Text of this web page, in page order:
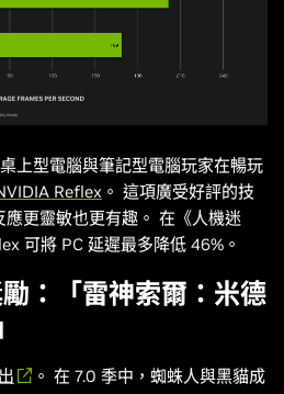
上型電腦與筆記型電腦玩家在暢玩
Reflex 。 這項廣受好評的技
更靈敏也更有趣。 在《人機迷
可將 PC 延遲最多降低 46%。
：「雷神索爾：米德
。 在 7.0 季中，蜘蛛人與黑貓成